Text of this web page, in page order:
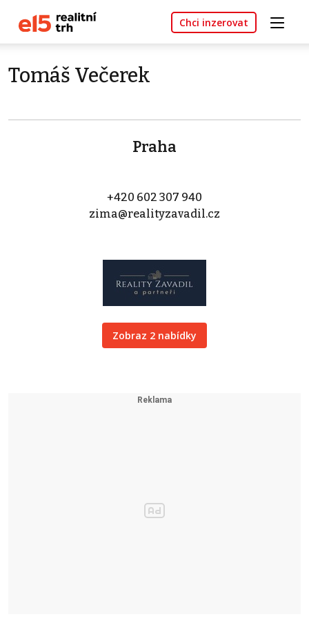
Chci inzerovat
Tomáš Večerek
Praha
+420 602 307 940
zima@realityzavadil.cz
Zobraz 2 nabídky